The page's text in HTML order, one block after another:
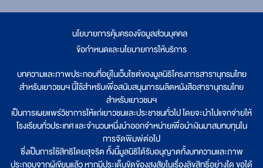
นโยบายการคุ้มครองข้อมูลส่วนบุคคล
ข้อกำหนดและนโยบายการให้บริการ
บทความและภาพประกอบที่อยู่ในเว็บไซต์ของมูลนิธิโครงการสารานุกรมไทย
สำหรับเยาวชนฯ นี้ใช้สำหรับเพื่อสนับสนุนการผลิตหนังสือสารานุกรมไทย
สำหรับเยาวชนฯ
เป็นการเผยแพร่วิชาการให้แก่เยาวชนและประชาชนทั่วไป โดยจะนำไปแจกจ่ายให้
โรงเรียนทั่วประเทศ และจำนวนหนึ่งนำออกจำหน่ายเพื่อนำเงินมาสมทบทุนใน
การจัดพิมพ์ต่อไป
ซึ่งเป็นการใช้สิทธิโดยสุจริต ทั้งนี้มูลนิธิได้รับอนุญาตทั้งบทความและภาพ
ประกอบจากผู้เขียนแล้ว หากมีประเด็นขัดข้องสงสัยในเรื่องลิขสิทธิ์อย่างใด ขอได้